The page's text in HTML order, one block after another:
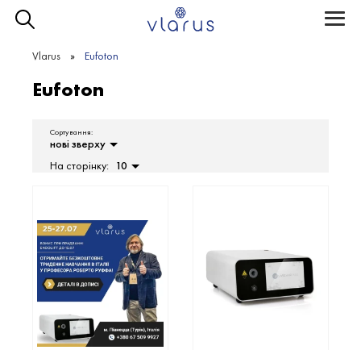
Toggle
Vlarus Eufoton
Eufoton
Сортування:
нові зверху
На сторінку: 10